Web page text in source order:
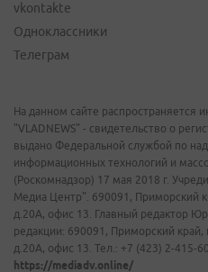
vkontakte
Одноклассники
Телеграм
На данном сайте распространяется
"VLADNEWS" - свидетельство о
выдано Федеральной службой по
информационных технологий и
(Роскомнадзор) 17 мая 2018 г.
Медиа Центр". 690091, Приморский
д.20А, офис 13. Главный редактор
редакции: 690091, Приморский край,
д.20А, офис 13. Тел.: +7 (423) 2-415-
https://mediadv.online/